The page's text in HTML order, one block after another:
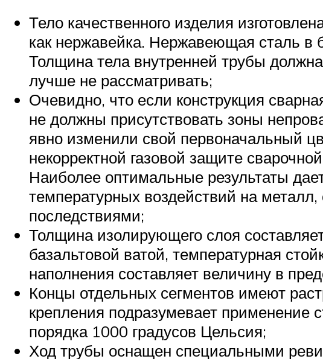
Тело качественного изделия
как нержавейка. Нержавеющая сталь
Толщина тела внутренней трубы
лучше не рассматривать;
Очевидно, что если конструкция
не должны присутствовать зоны
явно изменили свой первоначальный
некорректной газовой защите
Наиболее оптимальные результаты
температурных воздействий на
последствиями;
Толщина изолирующего слоя
базальтовой ватой, температурная
наполнения составляет величину в
Концы отдельных сегментов имеют
крепления подразумевает применение
порядка 1000 градусов Цельсия;
Ход трубы оснащен специальными